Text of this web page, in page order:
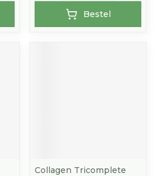
Bestel
Collagen Tricomplete